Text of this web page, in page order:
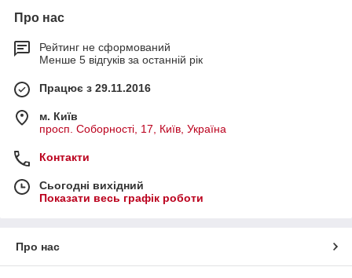
Про нас
Рейтинг не сформований
Менше 5 відгуків за останній рік
Працює з 29.11.2016
м. Київ
просп. Соборності, 17, Київ, Україна
Контакти
Сьогодні вихідний
Показати весь графік роботи
Про нас